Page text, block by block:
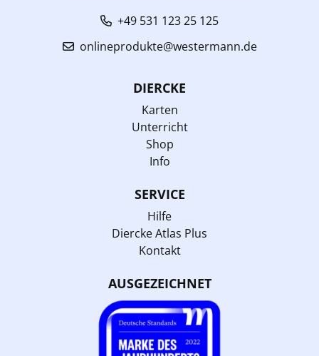
+49 531 123 25 125
onlineprodukte@westermann.de
DIERCKE
Karten
Unterricht
Shop
Info
SERVICE
Hilfe
Diercke Atlas Plus
Kontakt
AUSGEZEICHNET